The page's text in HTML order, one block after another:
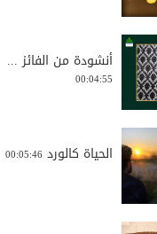
أنشودة من الفائز ...
00:04:55
الحياة كالورد 00:05:46